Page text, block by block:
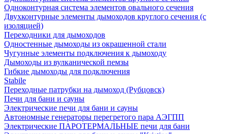
Одноконтурная система элементов овального сечения
Двухконтурные элементы дымоходов круглого сечения (с
изоляцией)
Переходники для дымоходов
Одностенные дымоходы из окрашенной стали
Чугунные элементы подключения к дымоходу
Дымоходы из вулканической пемзы
Гибкие дымоходы для подключения
Stabile
Переходные патрубки на дымоход (Рубцовск)
Печи для бани и сауны
Электрические печи для бани и сауны
Автономные генераторы перегретого пара АЭГПП
Электрические ПАРОТЕРМАЛЬНЫЕ печи для бани